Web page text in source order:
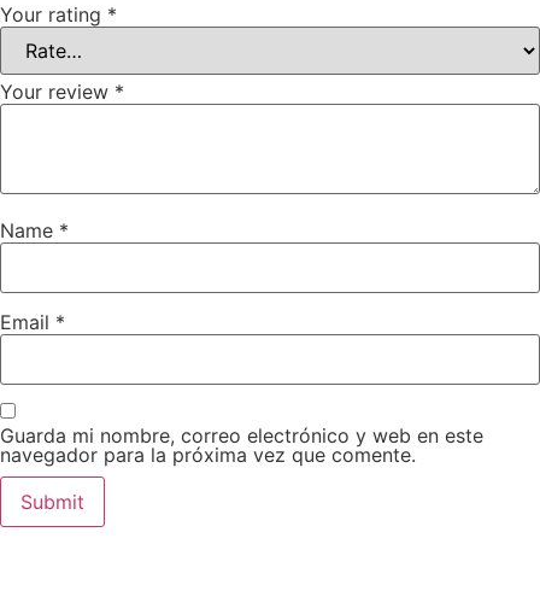
Your rating *
Your review *
Name *
Email *
Guarda mi nombre, correo electrónico y web en este
navegador para la próxima vez que comente.